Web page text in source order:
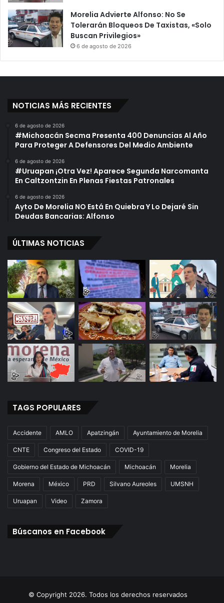
Morelia Advierte Alfonso: No Se
Tolerarán Bloqueos De Taxistas, «Solo
Buscan Privilegios»
6 de agosto de 2026
NOTICIAS MÁS RECIENTES
6 de agosto de 2026
#Michoacán Secma Presenta 400 Denuncias Al Año
Para Proteger A Defensores Del Medio Ambiente
6 de agosto de 2026
#Uruapan ¡Otra Vez! Aparece Segunda Narcomanta
En Caltzontzin En Plenas Fiestas Patronales
6 de agosto de 2026
Ayto De Morelia NO Está En Quiebra Y Lo Dejaré Sin
Deudas Bancarias: Alfonso
ÚLTIMAS NOTICIAS
TAGS POPULARES
Accidente AMLO Apatzingán Ayuntamiento de Morelia
CNTE Congreso del Estado COVID-19
Gobierno del Estado de Michoacán Michoacán Morelia
Morena México PRD Silvano Aureoles UMSNH
Uruapan Video Zamora
Búscanos en Facebook
© Copyright 2026. Todos los derechos reservados